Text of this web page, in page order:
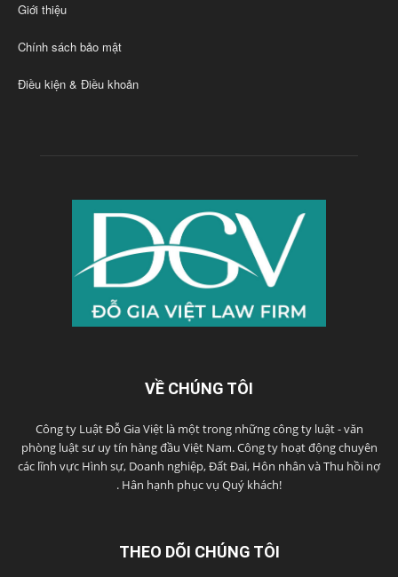
Giới thiệu
Chính sách bảo mật
Điều kiện & Điều khoản
VỀ CHÚNG TÔI
Công ty Luật Đỗ Gia Việt là một trong những công ty luật - văn
phòng luật sư uy tín hàng đầu Việt Nam. Công ty hoạt động chuyên
các lĩnh vực Hình sự, Doanh nghiệp, Đất Đai, Hôn nhân và Thu hồi nợ
. Hân hạnh phục vụ Quý khách!
THEO DÕI CHÚNG TÔI